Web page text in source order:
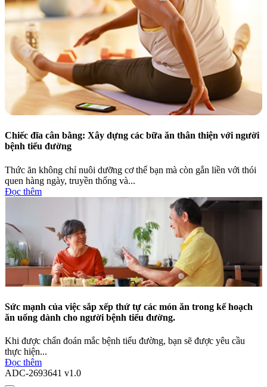
Chiếc đĩa cân bằng: Xây dựng các bữa ăn thân thiện với người
bệnh tiểu đường
Thức ăn không chỉ nuôi dưỡng cơ thể bạn mà còn gắn liền với thói
quen hàng ngày, truyền thống và...
Đọc thêm
Sức mạnh của việc sắp xếp thứ tự các món ăn trong kế hoạch
ăn uống dành cho người bệnh tiểu đường.
Khi được chẩn đoán mắc bệnh tiểu đường, bạn sẽ được yêu cầu
thực hiện...
Đọc thêm
ADC-2693641 v1.0